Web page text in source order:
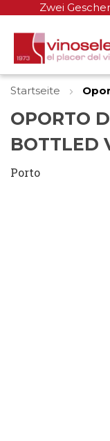
Zwei
Startseite
OPORTO
BOTTLED
Porto